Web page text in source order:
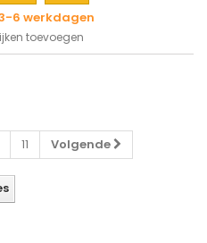
6 werkdagen
toevoegen
11 Volgende